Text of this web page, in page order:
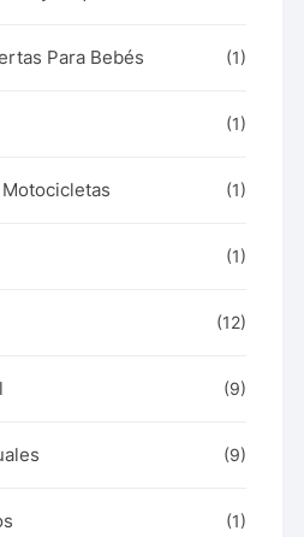
Para Bebés (1)
(1)
(1)
(1)
(12)
(9)
(9)
(1)